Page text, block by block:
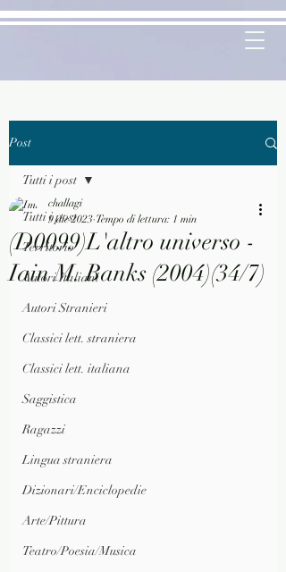
Post
Tutti i post
Territorio
Autori Italiani
Autori Stranieri
Classici lett. straniera
Classici lett. italiana
Saggistica
Ragazzi
Lingua straniera
Dizionari/Enciclopedie
Arte/Pittura
Teatro/Poesia/Musica
Tutti i post
(D0099)L'altro universo -
Iain M. Banks (2004)(34/7)
challagi
9 dic 2023 Tempo di lettura: 1 min